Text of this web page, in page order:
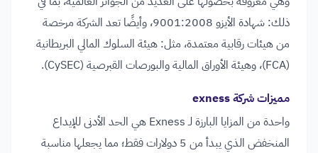
ذلك: شهادة الأيزو 9001:2008، وأيضًا تعد الشركة مرخصة
من هيئات رقابية معتمدة، مثل: هيئة السلوك المالي البريطانية
(FCA)، وهيئة الأوراق المالية والبورصات القبرصية (CySEC).
مميزات شركة exness
واحدة من المزايا البارزة لـ Exness هي الحد الأدنى للإيداع
المنخفض الذي يبدأ من 5 دولارات فقط؛ مما يجعلها مناسبة